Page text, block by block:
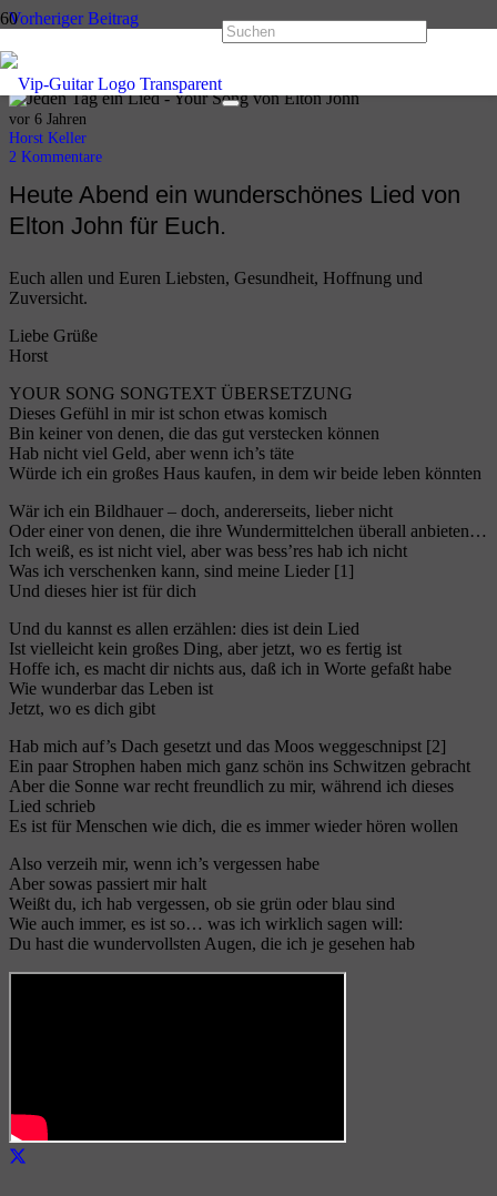
Vorheriger Beitrag
Jeden Tag ein Lied Nr.10 – Hey Joe von Jimi Hendrix
Nächster Beitrag
Jeden Tag ein Lied Nr. 12 – Eiszeit von Peter Maffay
vor 6 Jahren
Horst Keller
2 Kommentare
Heute Abend ein wunderschönes Lied von
Elton John für Euch.
Euch allen und Euren Liebsten, Gesundheit, Hoffnung und
Zuversicht.
Liebe Grüße
Horst
YOUR SONG SONGTEXT ÜBERSETZUNG
Dieses Gefühl in mir ist schon etwas komisch
Bin keiner von denen, die das gut verstecken können
Hab nicht viel Geld, aber wenn ich’s täte
Würde ich ein großes Haus kaufen, in dem wir beide leben könnten
Wär ich ein Bildhauer – doch, andererseits, lieber nicht
Oder einer von denen, die ihre Wundermittelchen überall anbieten…
Ich weiß, es ist nicht viel, aber was bess’res hab ich nicht
Was ich verschenken kann, sind meine Lieder [1]
Und dieses hier ist für dich
Und du kannst es allen erzählen: dies ist dein Lied
Ist vielleicht kein großes Ding, aber jetzt, wo es fertig ist
Hoffe ich, es macht dir nichts aus, daß ich in Worte gefaßt habe
Wie wunderbar das Leben ist
Jetzt, wo es dich gibt
Hab mich auf’s Dach gesetzt und das Moos weggeschnipst [2]
Ein paar Strophen haben mich ganz schön ins Schwitzen gebracht
Aber die Sonne war recht freundlich zu mir, während ich dieses
Lied schrieb
Es ist für Menschen wie dich, die es immer wieder hören wollen
Also verzeih mir, wenn ich’s vergessen habe
Aber sowas passiert mir halt
Weißt du, ich hab vergessen, ob sie grün oder blau sind
Wie auch immer, es ist so… was ich wirklich sagen will:
Du hast die wundervollsten Augen, die ich je gesehen hab